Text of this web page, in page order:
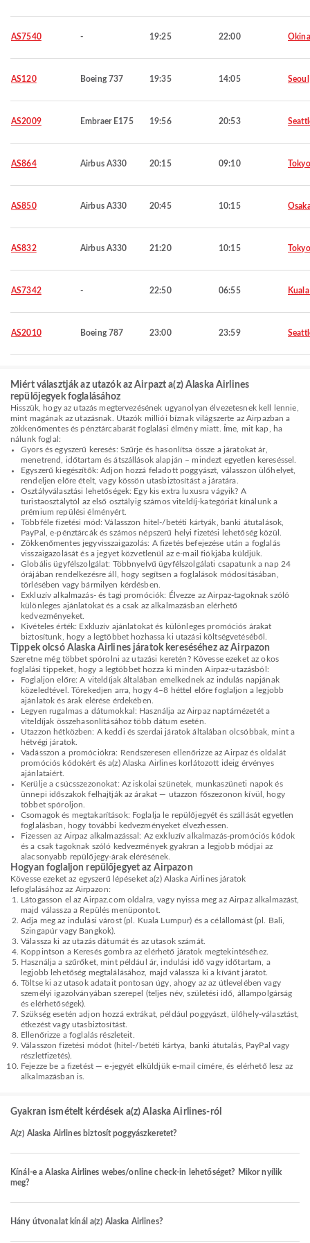
AS7540 - 19:25 22:00
AS120 Boeing 737 19:35 14:05 Seoul
AS2009 Embraer E175 19:56 20:53
AS864 Airbus A330 20:15 09:10 Tokyo
AS850 Airbus A330 20:45 10:15
AS832 Airbus A330 21:20 10:15 Tokyo
AS7342 - 22:50 06:55
AS2010 Boeing 787 23:00 23:59
Miért választják az utazók az Airpazt a(z) Alaska Airlines
repülőjegyek foglalásához
Hisszük, hogy az utazás megtervezésének ugyanolyan élvezetesnek kell lennie,
mint magának az utazásnak. Utazók milliói bíznak világszerte az Airpazban a
zökkenőmentes és pénztárcabarát foglalási élmény miatt. Íme, mit kap, ha
nálunk foglal:
Gyors és egyszerű keresés: Szűrje és hasonlítsa össze a járatokat ár,
menetrend, időtartam és átszállások alapján – mindezt egyetlen kereséssel.
Egyszerű kiegészítők: Adjon hozzá feladott poggyászt, válasszon ülőhelyet,
rendeljen előre ételt, vagy kössön utasbiztosítást a járatára.
Osztályválasztási lehetőségek: Egy kis extra luxusra vágyik? A
turistaosztálytól az első osztályig számos viteldíj-kategóriát kínálunk a
prémium repülési élményért.
Többféle fizetési mód: Válasszon hitel-/betéti kártyák, banki átutalások,
PayPal, e-pénztárcák és számos népszerű helyi fizetési lehetőség közül.
Zökkenőmentes jegyvisszaigazolás: A fizetés befejezése után a foglalás
visszaigazolását és a jegyet közvetlenül az e-mail fiókjába küldjük.
Globális ügyfélszolgálat: Többnyelvű ügyfélszolgálati csapatunk a nap 24
órájában rendelkezésre áll, hogy segítsen a foglalások módosításában,
törlésében vagy bármilyen kérdésben.
Exkluzív alkalmazás- és tagi promóciók: Élvezze az Airpaz-tagoknak szóló
különleges ajánlatokat és a csak az alkalmazásban elérhető
kedvezményeket.
Kivételes érték: Exkluzív ajánlatokat és különleges promóciós árakat
biztosítunk, hogy a legtöbbet hozhassa ki utazási költségvetéséből.
Tippek olcsó Alaska Airlines járatok kereséséhez az Airpazon
Szeretne még többet spórolni az utazási keretén? Kövesse ezeket az okos
foglalási tippeket, hogy a legtöbbet hozza ki minden Airpaz-utazásból:
Foglaljon előre: A viteldíjak általában emelkednek az indulás napjának
közeledtével. Törekedjen arra, hogy 4–8 héttel előre foglaljon a legjobb
ajánlatok és árak elérése érdekében.
Legyen rugalmas a dátumokkal: Használja az Airpaz naptárnézetét a
viteldíjak összehasonlításához több dátum esetén.
Utazzon hétközben: A keddi és szerdai járatok általában olcsóbbak, mint a
hétvégi járatok.
Vadásszon a promóciókra: Rendszeresen ellenőrizze az Airpaz és oldalát
promóciós kódokért és a(z) Alaska Airlines korlátozott ideig érvényes
ajánlataiért.
Kerülje a csúcsszezonokat: Az iskolai szünetek, munkaszüneti napok és
ünnepi időszakok felhajtják az árakat — utazzon főszezonon kívül, hogy
többet spóroljon.
Csomagok és megtakarítások: Foglalja le repülőjegyét és szállását egyetlen
foglalásban, hogy további kedvezményeket élvezhessen.
Fizessen az Airpaz alkalmazással: Az exkluzív alkalmazás-promóciós kódok
és a csak tagoknak szóló kedvezmények gyakran a legjobb módjai az
alacsonyabb repülőjegy-árak elérésének.
Hogyan foglaljon repülőjegyet az Airpazon
Kövesse ezeket az egyszerű lépéseket a(z) Alaska Airlines járatok
lefoglalásához az Airpazon:
Látogasson el az Airpaz.com oldalra, vagy nyissa meg az Airpaz alkalmazást,
majd válassza a Repülés menüpontot.
Adja meg az indulási várost (pl. Kuala Lumpur) és a célállomást (pl. Bali,
Szingapúr vagy Bangkok).
Válassza ki az utazás dátumát és az utasok számát.
Koppintson a Keresés gombra az elérhető járatok megtekintéséhez.
Használja a szűrőket, mint például ár, indulási idő vagy időtartam, a
legjobb lehetőség megtalálásához, majd válassza ki a kívánt járatot.
Töltse ki az utasok adatait pontosan úgy, ahogy az az útlevelében vagy
személyi igazolványában szerepel (teljes név, születési idő, állampolgárság
és elérhetőségek).
Szükség esetén adjon hozzá extrákat, például poggyászt, ülőhely-választást,
étkezést vagy utasbiztosítást.
Ellenőrizze a foglalás részleteit.
Válasszon fizetési módot (hitel-/betéti kártya, banki átutalás, PayPal vagy
részletfizetés).
Fejezze be a fizetést — e-jegyét elküldjük e-mail címére, és elérhető lesz az
alkalmazásban is.
Gyakran ismételt kérdések a(z) Alaska Airlines-ról
A(z) Alaska Airlines biztosít poggyászkeretet?
Kínál-e a Alaska Airlines webes/online check-in lehetőséget? Mikor nyílik
meg?
Hány útvonalat kínál a(z) Alaska Airlines?